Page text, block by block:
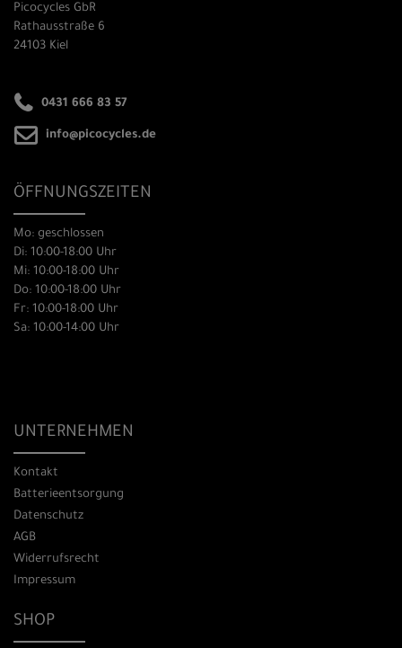
Picocycles GbR
Rathausstraße 6
24103 Kiel
0431 666 83 57
info@picocycles.de
ÖFFNUNGSZEITEN
Mo: geschlossen
Di: 10:00-18:00 Uhr
Mi: 10:00-18:00 Uhr
Do: 10:00-18:00 Uhr
Fr: 10:00-18:00 Uhr
Sa: 10:00-14:00 Uhr
UNTERNEHMEN
Kontakt
Batterieentsorgung
Datenschutz
AGB
Widerrufsrecht
Impressum
SHOP